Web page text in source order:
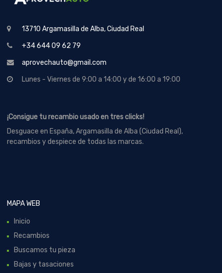
13710 Argamasilla de Alba, Ciudad Real
+34 644 09 62 79
aprovechauto@gmail.com
Lunes - Viernes de 9:00 a 14:00 y de 16:00 a 19:00
¡Consigue tu recambio usado en tres clicks!
Desguace en España, Argamasilla de Alba (Ciudad Real),
recambios y despiece de todas las marcas.
MAPA WEB
Inicio
Recambios
Buscamos tu pieza
Bajas y tasaciones